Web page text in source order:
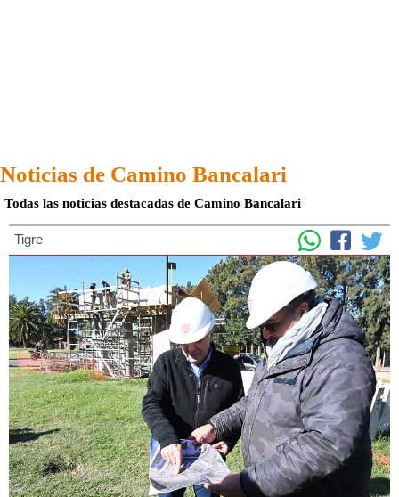
Noticias de Camino Bancalari
Todas las noticias destacadas de Camino Bancalari
Tigre